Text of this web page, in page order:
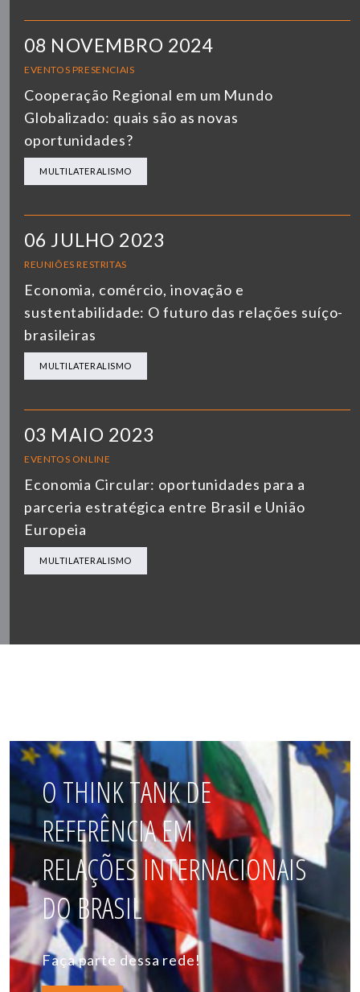
08 NOVEMBRO 2024
EVENTOS PRESENCIAIS
Cooperação Regional em um Mundo
Globalizado: quais são as novas
oportunidades?
MULTILATERALISMO
06 JULHO 2023
REUNIÕES RESTRITAS
Economia, comércio, inovação e
sustentabilidade: O futuro das relações suíço-
brasileiras
MULTILATERALISMO
03 MAIO 2023
EVENTOS ONLINE
Economia Circular: oportunidades para a
parceria estratégica entre Brasil e União
Europeia
MULTILATERALISMO
O THINK TANK DE
REFERÊNCIA EM
RELAÇÕES INTERNACIONAIS
DO BRASIL
Faça parte dessa rede!